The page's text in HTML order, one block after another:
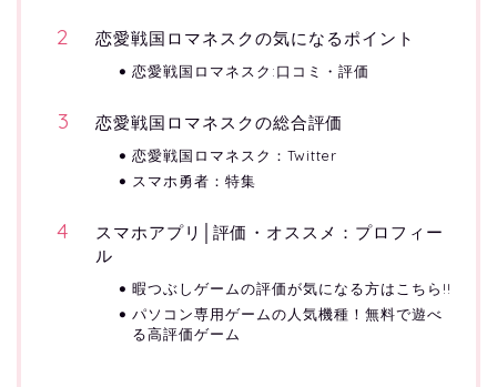
恋愛戦国ロマネスクの気になるポイント
恋愛戦国ロマネスク:口コミ・評価
恋愛戦国ロマネスクの総合評価
恋愛戦国ロマネスク：Twitter
スマホ勇者：特集
スマホアプリ│評価・オススメ：プロフィー
ル
暇つぶしゲームの評価が気になる方はこちら!!
パソコン専用ゲームの人気機種！無料で遊べ
る高評価ゲーム